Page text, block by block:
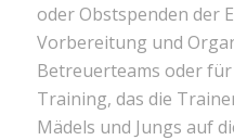
oder Obstspenden der
Vorbereitung und
Betreuerteams oder
Training, das die
Mädels und Jungs auf